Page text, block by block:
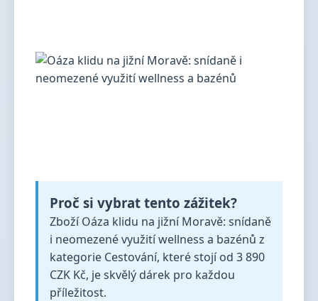
Proč si vybrat tento zážitek?
Zboží Oáza klidu na jižní Moravě: snídaně
i neomezené využití wellness a bazénů z
kategorie Cestování, které stojí od 3 890
CZK Kč, je skvělý dárek pro každou
příležitost.